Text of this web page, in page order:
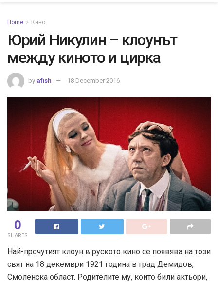
Home Кино
Юрий Никулин – клоунът
между киното и цирка
by afish 18 December 2016
0
SHARES
Най-прочутият клоун в руското кино се появява на този
свят на 18 декември 1921 година в град Демидов,
Смоленска област. Родителите му, които били актьори,